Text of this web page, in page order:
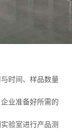
时间、样品数量
业准备好所需的
验室进行产品测